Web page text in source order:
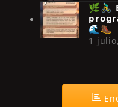
🌿🚴‍♂️
🌊🥾
1